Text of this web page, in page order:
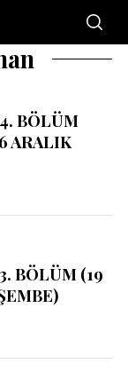
BÖLÜM
ARALIK
BÖLÜM (19